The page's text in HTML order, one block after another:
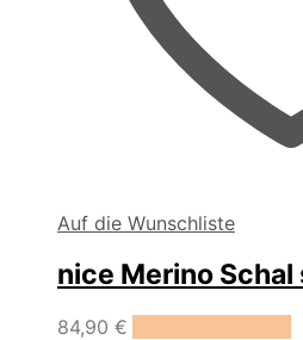
Auf die Wunschliste
nice Merino Schal
84,90 €